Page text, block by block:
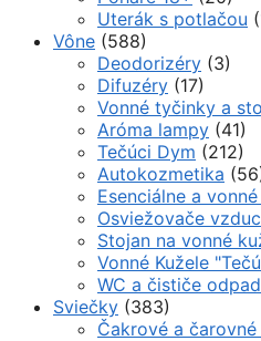
Uterák s potlačou
Vône (588)
Deodorizéry (3)
Difuzéry (17)
Vonné tyčinky a
Aróma lampy (41)
Tečúci Dym (212)
Autokozmetika
Esenciálne a
Osviežovače
Stojan na vonné
Vonné Kužele
WC a čističe
Sviečky (383)
Čakrové a